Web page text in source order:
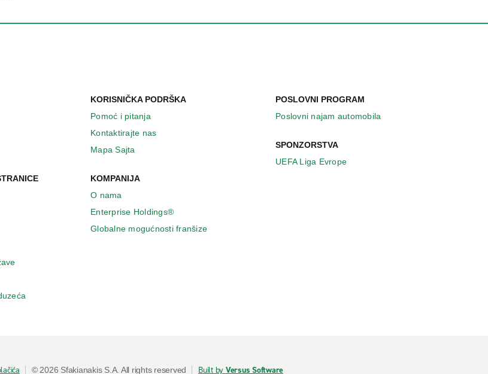
KORISNIČKA PODRŠKA
Pomoć i pitanja
Kontaktirajte nas
Mapa Sajta
KOMPANIJA
O nama
Enterprise Holdings®
Globalne mogućnosti franšize
POSLOVNI PROGRAM
Poslovni najam automobila
SPONZORSTVA
UEFA Liga Evrope
© 2026 Sfakianakis S.A. All rights reserved Built by Versus Software